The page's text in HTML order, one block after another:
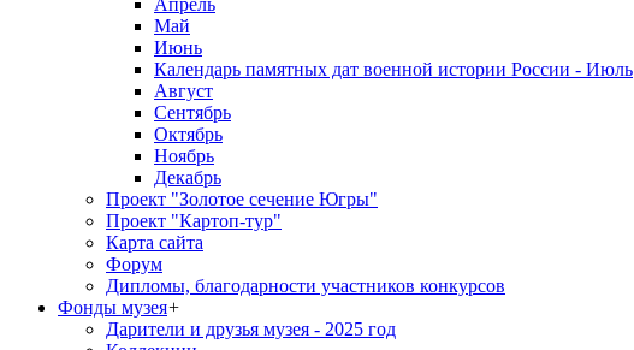
Апрель
Май
Июнь
Календарь памятных дат военной истории России - Июль
Август
Сентябрь
Октябрь
Ноябрь
Декабрь
Проект "Золотое сечение Югры"
Проект "Картоп-тур"
Карта сайта
Форум
Дипломы, благодарности участников конкурсов
Фонды музея+
Дарители и друзья музея - 2025 год